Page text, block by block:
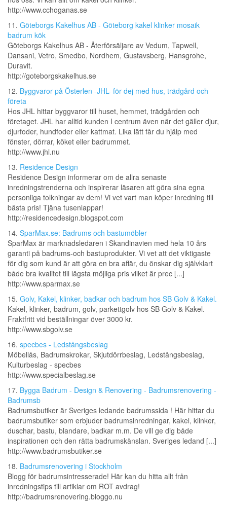
http://www.cchoganas.se
11. Göteborgs Kakelhus AB - Göteborg kakel klinker mosaik
badrum kök
Göteborgs Kakelhus AB - Återförsäljare av Vedum, Tapwell,
Dansani, Vetro, Smedbo, Nordhem, Gustavsberg, Hansgrohe,
Duravit.
http://goteborgskakelhus.se
12. Byggvaror på Österlen -JHL- för dej med hus, trädgård och
företa
Hos JHL hittar byggvaror till huset, hemmet, trädgården och
företaget. JHL har alltid kunden I centrum även när det gäller djur,
djurfoder, hundfoder eller kattmat. Lika lätt får du hjälp med
fönster, dörrar, köket eller badrummet.
http://www.jhl.nu
13. Residence Design
Residence Design informerar om de allra senaste
inredningstrenderna och inspirerar läsaren att göra sina egna
personliga tolkningar av dem! Vi vet vart man köper inredning till
bästa pris! Tjäna tusenlappar!
http://residencedesign.blogspot.com
14. SparMax.se: Badrums och bastumöbler
SparMax är marknadsledaren i Skandinavien med hela 10 års
garanti på badrums-och bastuprodukter. Vi vet att det viktigaste
för dig som kund är att göra en bra affär, du önskar dig självklart
både bra kvalitet till lägsta möjliga pris vilket är prec [...]
http://www.sparmax.se
15. Golv, Kakel, klinker, badkar och badrum hos SB Golv & Kakel.
Kakel, klinker, badrum, golv, parkettgolv hos SB Golv & Kakel.
Fraktfritt vid beställningar över 3000 kr.
http://www.sbgolv.se
16. specbes - Ledstångsbeslag
Möbellås, Badrumskrokar, Skjutdörrbeslag, Ledstångsbeslag,
Kulturbeslag - specbes
http://www.specialbeslag.se
17. Bygga Badrum - Design & Renovering - Badrumsrenovering -
Badrumsb
Badrumsbutiker är Sveriges ledande badrumssida ! Här hittar du
badrumsbutiker som erbjuder badrumsinredningar, kakel, klinker,
duschar, bastu, blandare, badkar m.m. De vill ge dig både
inspirationen och den rätta badrumskänslan. Sveriges ledand [...]
http://www.badrumsbutiker.se
18. Badrumsrenovering i Stockholm
Blogg för badrumsintresserade! Här kan du hitta allt från
inredningstips till artiklar om ROT avdrag!
http://badrumsrenovering.bloggo.nu